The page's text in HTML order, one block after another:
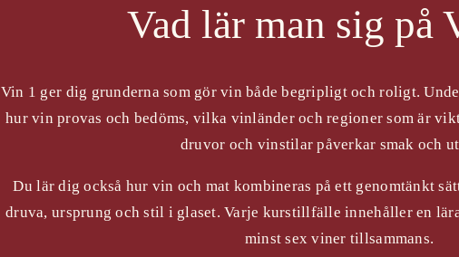
Vad lär man sig på
Vin 1 ger dig grunderna som gör vin både begripligt och roligt.
hur vin provas och bedöms, vilka vinländer och regioner som är
druvor och vinstilar påverkar smak och
Du lär dig också hur vin och mat kombineras på ett genomtänkt
druva, ursprung och stil i glaset. Varje kurstillfälle innehåller en
minst sex viner tillsammans.